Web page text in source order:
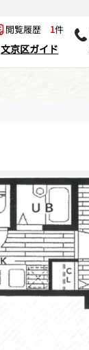
閲覧履歴 1件
文京区ガイド